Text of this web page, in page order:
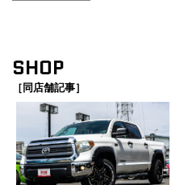
SHOP
［同店舗記事］